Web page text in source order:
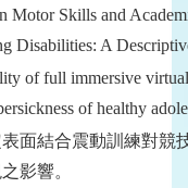
Motor Skills and
Disabilities: A
of full immersive
of healthy
面結合震動訓練對競
影響。